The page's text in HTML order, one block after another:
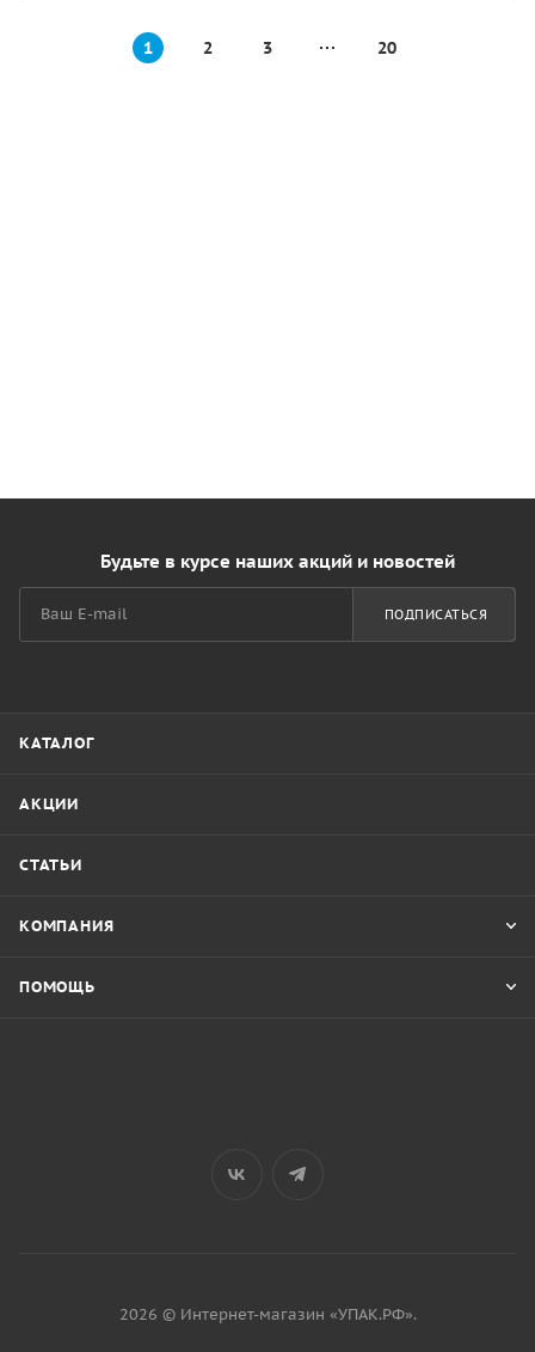
1 2 3 20
Будьте в курсе наших акций и новостей
ПОДПИСАТЬСЯ
КАТАЛОГ
АКЦИИ
СТАТЬИ
КОМПАНИЯ
ПОМОЩЬ
2026 © Интернет-магазин «УПАК.РФ».